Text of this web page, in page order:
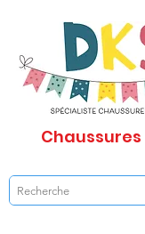
Chaussures